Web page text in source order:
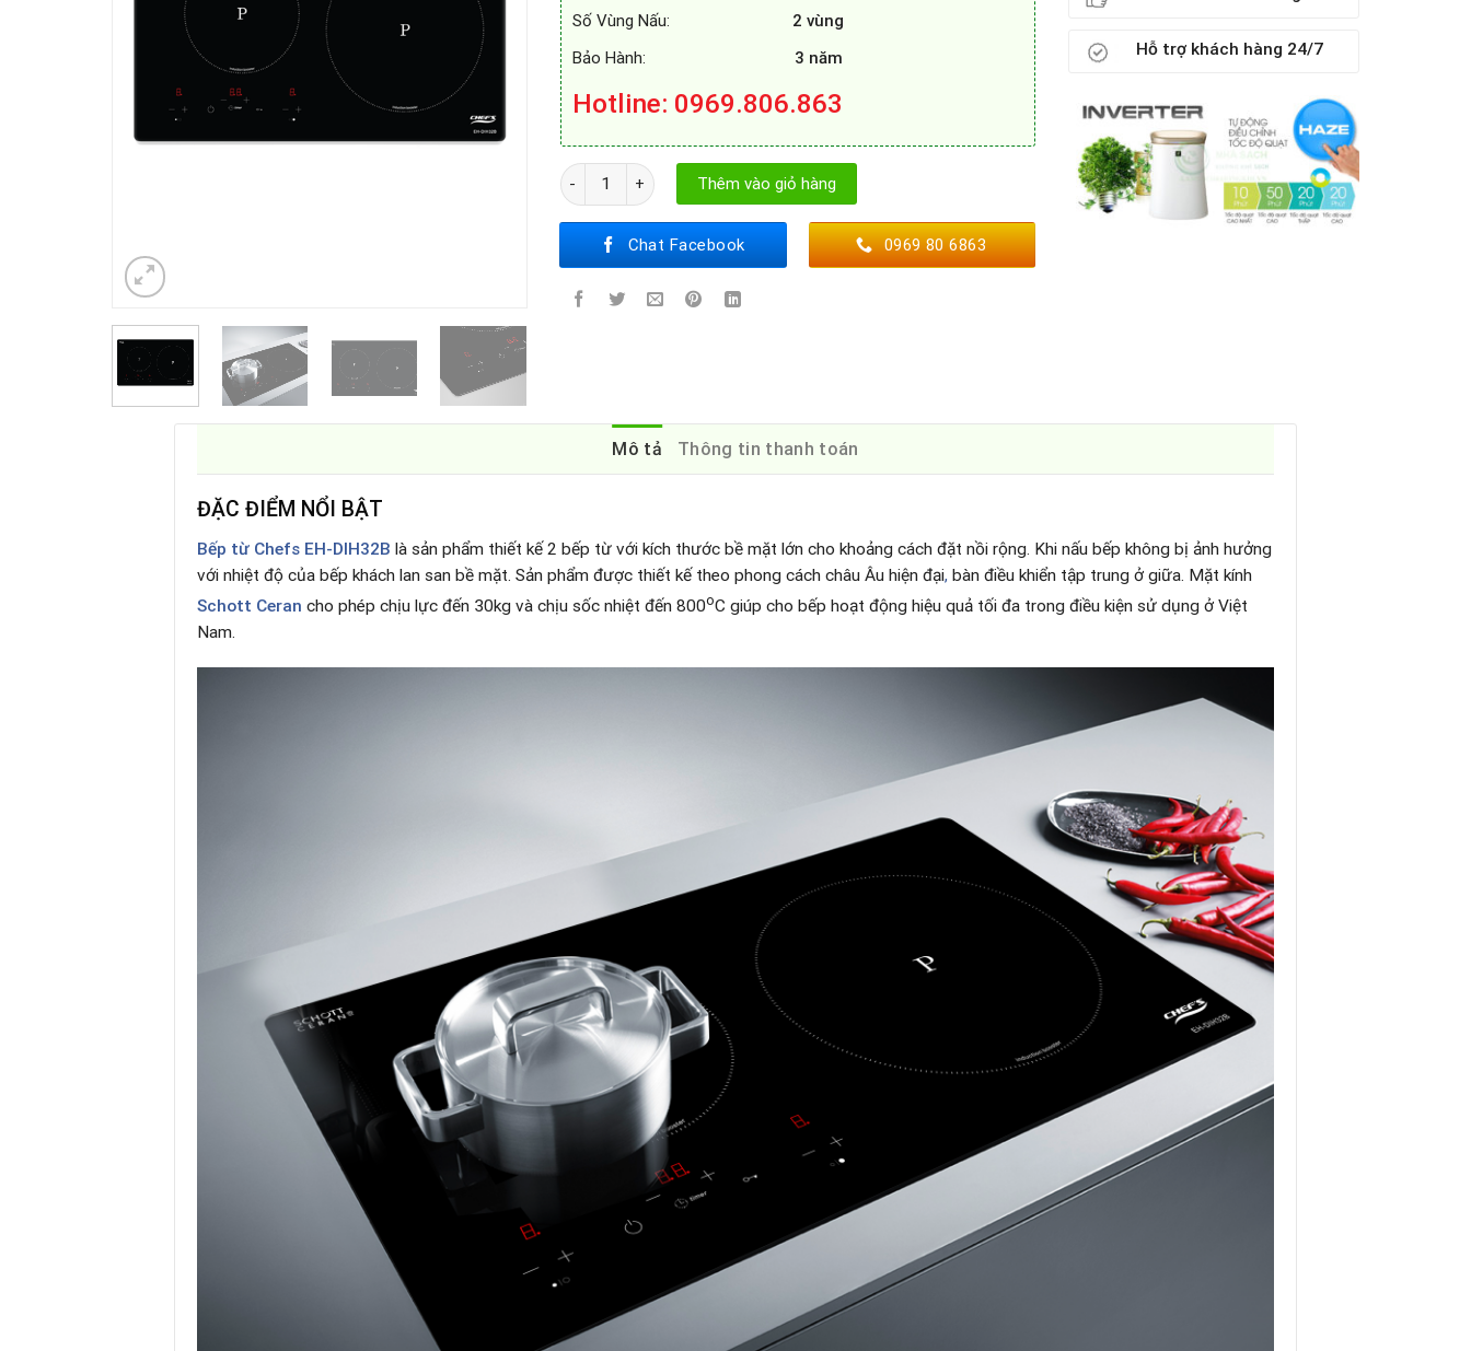
Số Vùng Nấu: 2 vùng
Bảo Hành: 3 năm
Hotline: 0969.806.863
BẾP TỪ CHEFS EH-DIH32B số lượng
Thêm vào giỏ hàng
Chat Facebook 0969 80 6863
Hỗ trợ khách hàng 24/7
Mô tả Thông tin thanh toán
ĐẶC ĐIỂM NỔI BẬT
Bếp từ Chefs EH-DIH32B là sản phẩm thiết kế 2 bếp từ với kích thước bề mặt lớn cho khoảng cách đặt nồi rộng. Khi nấu bếp không bị ảnh hưởng
với nhiệt độ của bếp khách lan san bề mặt. Sản phẩm được thiết kế theo phong cách châu Âu hiện đại, bàn điều khiển tập trung ở giữa. Mặt kính
Schott Ceran cho phép chịu lực đến 30kg và chịu sốc nhiệt đến 800oC giúp cho bếp hoạt động hiệu quả tối đa trong điều kiện sử dụng ở Việt
Nam.